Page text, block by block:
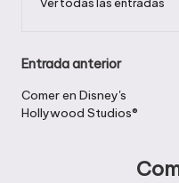
Ver todas las entradas
Navegación
de
entradas
Entrada anterior
Comer en Disney's
Hollywood Studios®